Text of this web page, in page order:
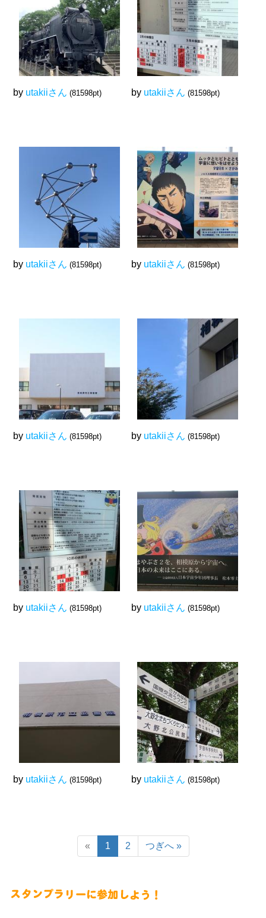
by utakiiさん (81598pt) by utakiiさん (81598pt)
by utakiiさん (81598pt) by utakiiさん (81598pt)
by utakiiさん (81598pt) by utakiiさん (81598pt)
by utakiiさん (81598pt) by utakiiさん (81598pt)
by utakiiさん (81598pt) by utakiiさん (81598pt)
« 1 2 つぎへ »